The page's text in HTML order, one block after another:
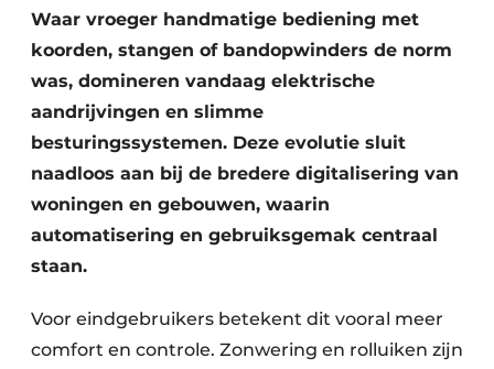
Waar vroeger handmatige bediening met
koorden, stangen of bandopwinders de norm
was, domineren vandaag elektrische
aandrijvingen en slimme
besturingssystemen. Deze evolutie sluit
naadloos aan bij de bredere digitalisering van
woningen en gebouwen, waarin
automatisering en gebruiksgemak centraal
staan.
Voor eindgebruikers betekent dit vooral meer
comfort en controle. Zonwering en rolluiken zijn